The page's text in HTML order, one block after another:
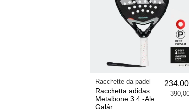
Racchette da padel
Racchetta adidas
Metalbone 3.4 -Ale
Galán